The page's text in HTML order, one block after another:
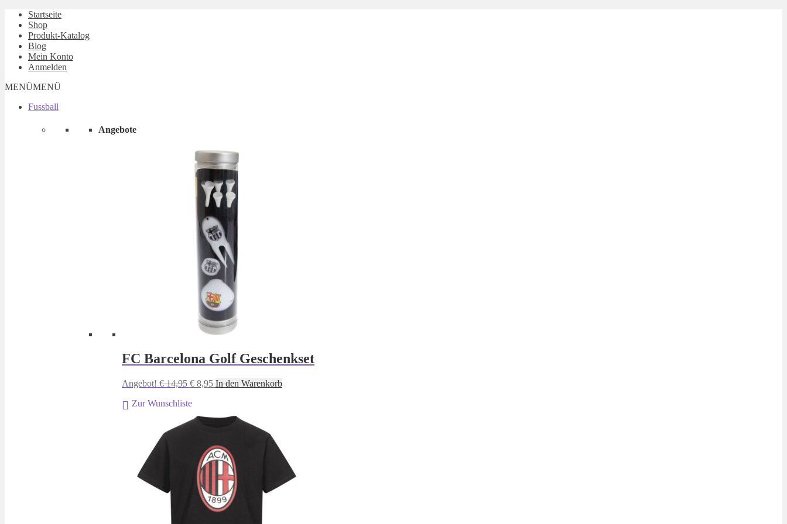
Startseite
Shop
Produkt-Katalog
Blog
Mein Konto
Anmelden
MENÜMENÜ
Fussball
Angebote
FC Barcelona Golf Geschenkset
Angebot! €14,95 Ursprünglicher
war:
€ 14,95
€ 8,95Aktueller
€ 8,95.
In den Warenkorb
Zur Wunschliste